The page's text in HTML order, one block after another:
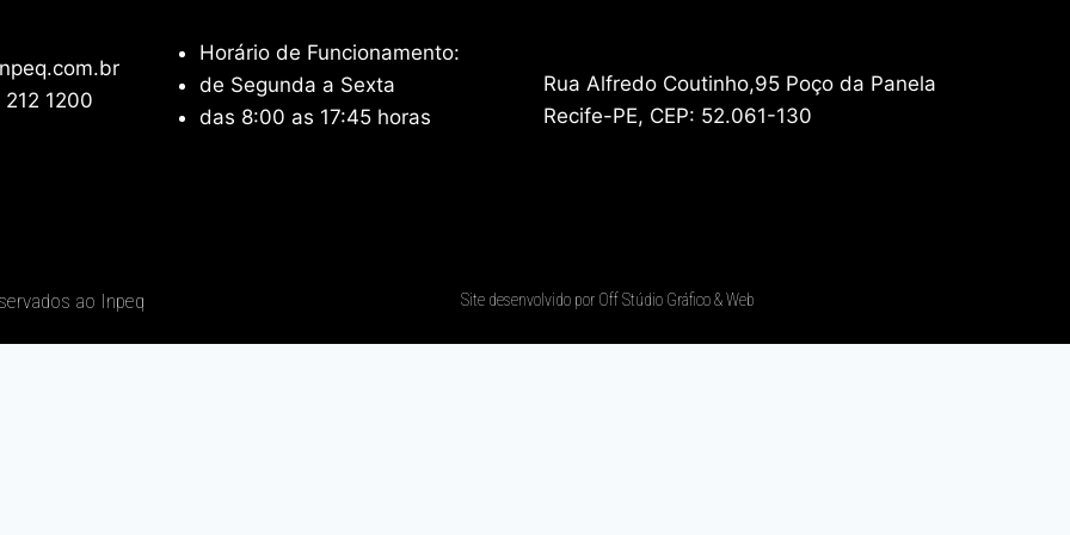
1200
Horário de Funcionamento:
de Segunda a Sexta
das 8:00 as 17:45 horas
Rua Alfredo Coutinho,95 Poço da Panela
Recife-PE, CEP: 52.061-130
ao Inpeq Site desenvolvido por Off Stúdio Gráfico & Web